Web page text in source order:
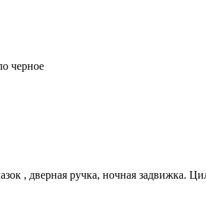
черное
, дверная ручка, ночная задвижка.